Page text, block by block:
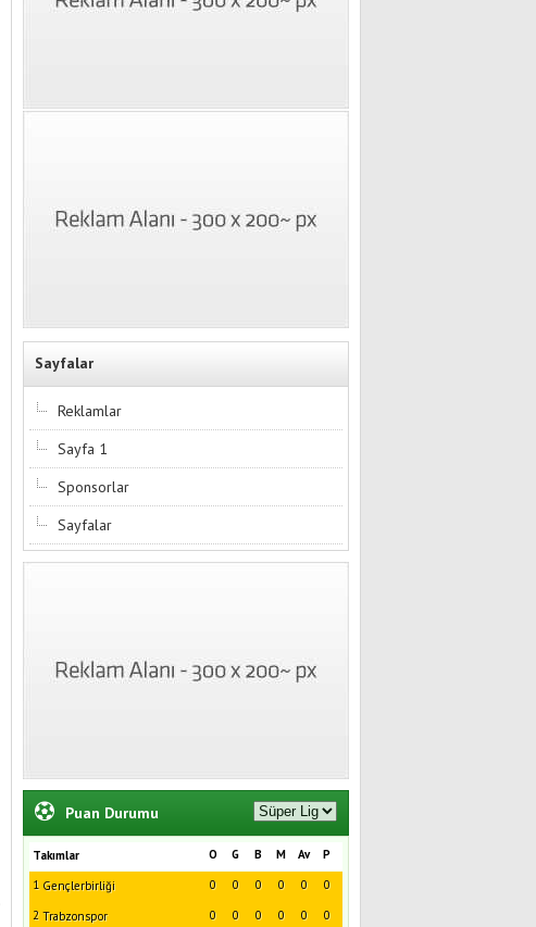
Sayfalar
Reklamlar
Sayfa 1
Sponsorlar
Sayfalar
Puan Durumu
Takımlar P
Av
M
B
G
O
1 Gençlerbirliği 0
0
0
0
0
0
2 Trabzonspor 0
0
0
0
0
0